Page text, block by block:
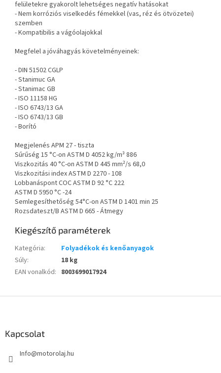
felületekre gyakorolt lehetséges negatív hatásokat
- Nem korróziós viselkedés fémekkel (vas, réz és ötvözetei)
szemben
- Kompatibilis a vágóolajokkal
Megfelel a jóváhagyás követelményeinek:
- DIN 51502 CGLP
- Stanimuc GA
- Stanimac GB
- ISO 11158 HG
- ISO 6743/13 GA
- ISO 6743/13 GB
- Borító
Megjelenés APM 27 - tiszta
Sűrűség 15 °C-on ASTM D 4052 kg/m³ 886
Viszkozitás 40 °C-on ASTM D 445 mm²/s 68,0
Viszkozitási index ASTM D 2270 - 108
Lobbanáspont COC ASTM D 92 °C 222
ASTM D 5950 °C -24
Semlegesíthetőség 54°C-on ASTM D 1401 min 25
Rozsdateszt/B ASTM D 665 - Átmegy
Kiegészítő paraméterek
Kategória:
Folyadékok és kenőanyagok
Súly:
18 kg
EAN vonalkód: 8003699017924
Kapcsolat
Info@motorolaj.hu